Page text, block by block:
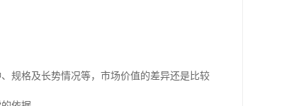
规格及长势情况等，市场价值的差异还是比较